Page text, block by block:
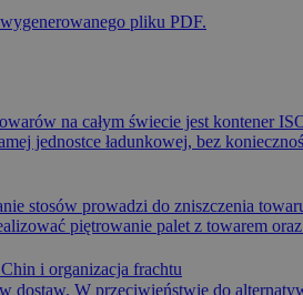
pliku PDF.
na całym świecie jest kontener
jednostce ładunkowej, bez
stosów prowadzi do zniszczenia
piętrowanie palet z towarem
i organizacja frachtu
dostaw. W przeciwieństwie do